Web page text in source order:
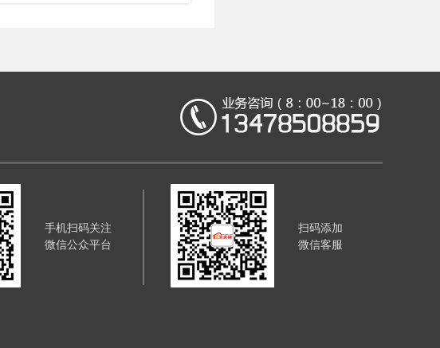
手机扫码关注
微信公众平台
扫码添加
微信客服